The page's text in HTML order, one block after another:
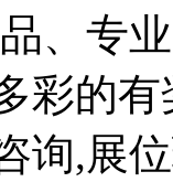
、专
彩的
询,展